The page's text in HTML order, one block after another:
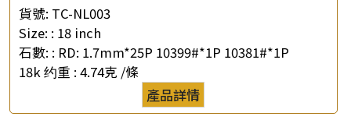
貨號: TC-NL003
Size: : 18 inch
石數: : RD: 1.7mm*25P 10399#*1P 10381#*1P
18k 约重 : 4.74克 /條
產品詳情
*聯絡電話
查詢以下產品